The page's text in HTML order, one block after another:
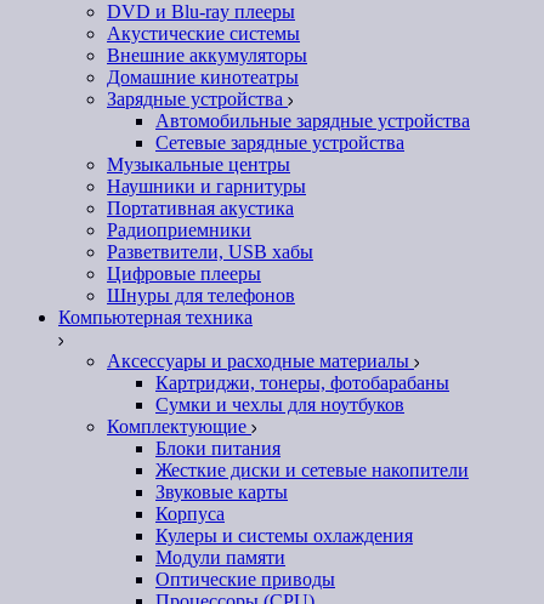
DVD и Blu-ray плееры
Акустические системы
Внешние аккумуляторы
Домашние кинотеатры
Зарядные устройства
Автомобильные зарядные устройства
Сетевые зарядные устройства
Музыкальные центры
Наушники и гарнитуры
Портативная акустика
Радиоприемники
Разветвители, USB хабы
Цифровые плееры
Шнуры для телефонов
Компьютерная техника
Аксессуары и расходные материалы
Картриджи, тонеры, фотобарабаны
Сумки и чехлы для ноутбуков
Комплектующие
Блоки питания
Жесткие диски и сетевые накопители
Звуковые карты
Корпуса
Кулеры и системы охлаждения
Модули памяти
Оптические приводы